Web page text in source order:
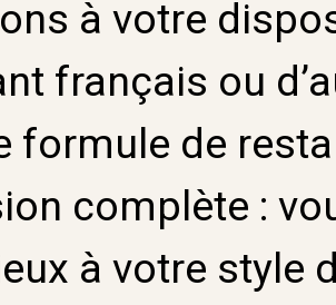
à votre
français ou
formule de
complète :
à votre style